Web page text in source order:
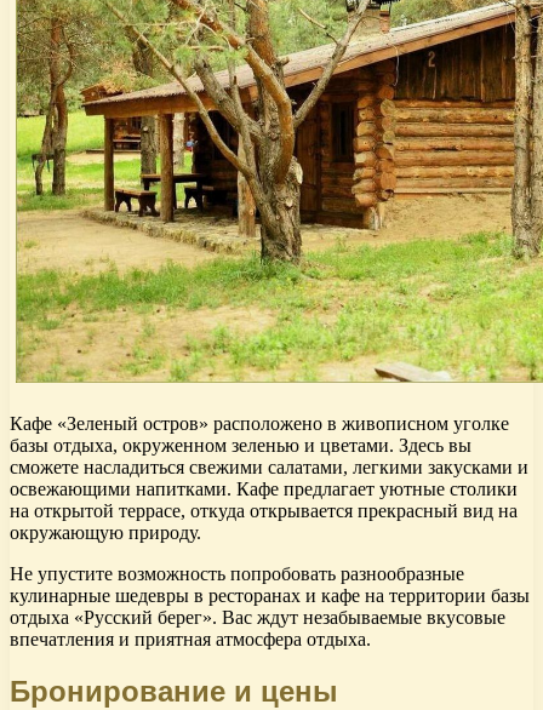
Кафе «Зеленый остров» расположено в живописном уголке
базы отдыха, окруженном зеленью и цветами. Здесь вы
сможете насладиться свежими салатами, легкими закусками и
освежающими напитками. Кафе предлагает уютные столики
на открытой террасе, откуда открывается прекрасный вид на
окружающую природу.
Не упустите возможность попробовать разнообразные
кулинарные шедевры в ресторанах и кафе на территории базы
отдыха «Русский берег». Вас ждут незабываемые вкусовые
впечатления и приятная атмосфера отдыха.
Бронирование и цены